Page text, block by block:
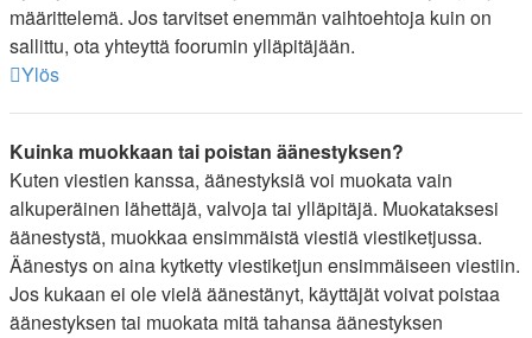
määrittelemä. Jos tarvitset enemmän vaihtoehtoja kuin on
sallittu, ota yhteyttä foorumin ylläpitäjään.
Ylös
Kuinka muokkaan tai poistan äänestyksen?
Kuten viestien kanssa, äänestyksiä voi muokata vain
alkuperäinen lähettäjä, valvoja tai ylläpitäjä. Muokataksesi
äänestystä, muokkaa ensimmäistä viestiä viestiketjussa.
Äänestys on aina kytketty viestiketjun ensimmäiseen viestiin.
Jos kukaan ei ole vielä äänestänyt, käyttäjät voivat poistaa
äänestyksen tai muokata mitä tahansa äänestyksen